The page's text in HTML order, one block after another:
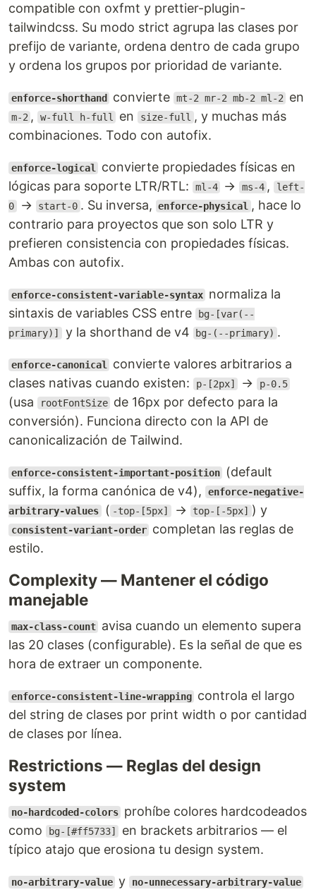
compatible con oxfmt y prettier-plugin-
tailwindcss. Su modo strict agrupa las clases por
prefijo de variante, ordena dentro de cada grupo
y ordena los grupos por prioridad de variante.
enforce-shorthand convierte mt-2 mr-2 mb-2 ml-2 en
m-2 , w-full h-full en size-full , y muchas más
combinaciones. Todo con autofix.
enforce-logical
convierte propiedades físicas en
lógicas para soporte LTR/RTL:
ml-4 → ms-4 , left-
0 → start-0 . Su inversa, enforce-physical , hace lo
contrario para proyectos que son solo LTR y
prefieren consistencia con propiedades físicas.
Ambas con autofix.
enforce-consistent-variable-syntax normaliza la
sintaxis de variables CSS entre
bg-[var(--
primary)] y la shorthand de v4 bg-(--primary) .
enforce-canonical
convierte valores arbitrarios a
clases nativas cuando existen:
p-[2px] → p-0.5
(usa rootFontSize de 16px por defecto para la
conversión). Funciona directo con la API de
canonicalización de Tailwind.
enforce-consistent-important-position
(default
suffix, la forma canónica de v4),
enforce-negative-
arbitrary-values ( -top-[5px] → top-[-5px] ) y
consistent-variant-order completan las reglas de
estilo.
Complexity — Mantener el código
manejable
max-class-count avisa cuando un elemento supera
las 20 clases (configurable). Es la señal de que es
hora de extraer un componente.
enforce-consistent-line-wrapping controla el largo
del string de clases por print width o por cantidad
de clases por línea.
Restrictions — Reglas del design
system
no-hardcoded-colors prohíbe colores hardcodeados
como
bg-[#ff5733]
en brackets arbitrarios — el
típico atajo que erosiona tu design system.
no-arbitrary-value y no-unnecessary-arbitrary-value